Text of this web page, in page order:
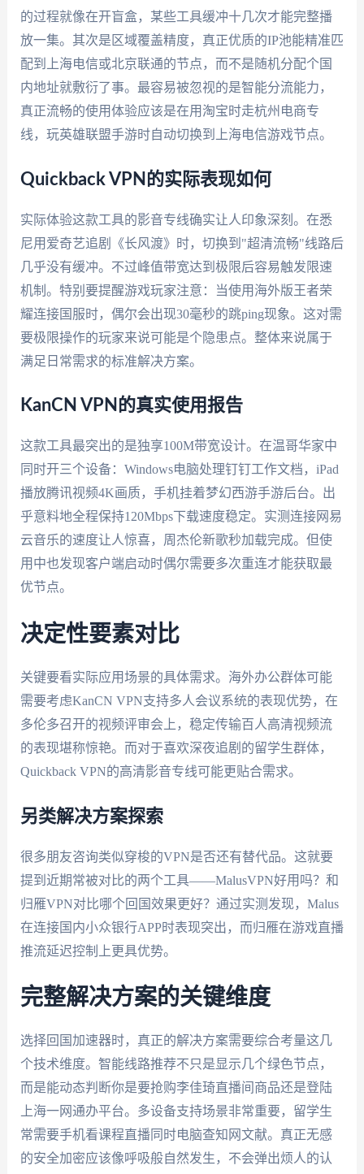
的过程就像在开盲盒，某些工具缓冲十几次才能完整播
放一集。其次是区域覆盖精度，真正优质的IP池能精准匹
配到上海电信或北京联通的节点，而不是随机分配个国
内地址就敷衍了事。最容易被忽视的是智能分流能力，
真正流畅的使用体验应该是在用淘宝时走杭州电商专
线，玩英雄联盟手游时自动切换到上海电信游戏节点。
Quickback VPN的实际表现如何
实际体验这款工具的影音专线确实让人印象深刻。在悉
尼用爱奇艺追剧《长风渡》时，切换到"超清流畅"线路后
几乎没有缓冲。不过峰值带宽达到极限后容易触发限速
机制。特别要提醒游戏玩家注意：当使用海外版王者荣
耀连接国服时，偶尔会出现30毫秒的跳ping现象。这对需
要极限操作的玩家来说可能是个隐患点。整体来说属于
满足日常需求的标准解决方案。
KanCN VPN的真实使用报告
这款工具最突出的是独享100M带宽设计。在温哥华家中
同时开三个设备：Windows电脑处理钉钉工作文档，iPad
播放腾讯视频4K画质，手机挂着梦幻西游手游后台。出
乎意料地全程保持120Mbps下载速度稳定。实测连接网易
云音乐的速度让人惊喜，周杰伦新歌秒加载完成。但使
用中也发现客户端启动时偶尔需要多次重连才能获取最
优节点。
决定性要素对比
关键要看实际应用场景的具体需求。海外办公群体可能
需要考虑KanCN VPN支持多人会议系统的表现优势，在
多伦多召开的视频评审会上，稳定传输百人高清视频流
的表现堪称惊艳。而对于喜欢深夜追剧的留学生群体，
Quickback VPN的高清影音专线可能更贴合需求。
另类解决方案探索
很多朋友咨询类似穿梭的VPN是否还有替代品。这就要
提到近期常被对比的两个工具——MalusVPN好用吗？和
归雁VPN对比哪个回国效果更好？通过实测发现，Malus
在连接国内小众银行APP时表现突出，而归雁在游戏直播
推流延迟控制上更具优势。
完整解决方案的关键维度
选择回国加速器时，真正的解决方案需要综合考量这几
个技术维度。智能线路推荐不只是显示几个绿色节点，
而是能动态判断你是要抢购李佳琦直播间商品还是登陆
上海一网通办平台。多设备支持场景非常重要，留学生
常需要手机看课程直播同时电脑查知网文献。真正无感
的安全加密应该像呼吸般自然发生，不会弹出烦人的认